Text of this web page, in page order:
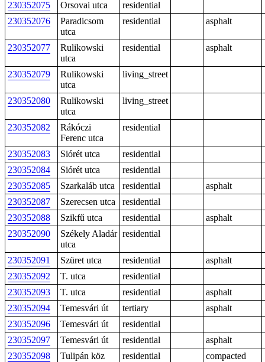
230352075
Orsovai utca
residential
230352076
Paradicsom
utca
residential asphalt
230352077
Rulikowski
utca
residential asphalt
230352079
Rulikowski
utca
living_street
230352080
Rulikowski
utca
living_street
230352082
Rákóczi
Ferenc utca
residential
230352083 Siórét utca
residential
230352084
Siórét utca
residential
230352085
Szarkaláb utca residential
asphalt
230352087
Szerecsen utca
residential
230352088
Szikfű utca residential
asphalt
230352090
Székely Aladár
utca
residential
230352091 Szüret utca residential
asphalt
230352092
T. utca
residential
230352093
T. utca residential
asphalt
230352094
Temesvári út tertiary
asphalt
230352096
Temesvári út
residential
230352097
Temesvári út residential
asphalt
230352098
Tulipán köz residential
compacted